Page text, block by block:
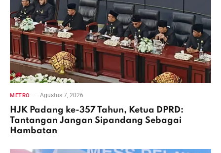
METRO Agustus 7, 2026
HJK Padang ke-357 Tahun, Ketua DPRD:
Tantangan Jangan Sipandang Sebagai
Hambatan